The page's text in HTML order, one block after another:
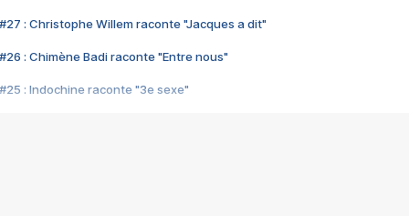
#27 : Christophe Willem raconte "Jacques a dit"
#26 : Chimène Badi raconte "Entre nous"
#25 : Indochine raconte "3e sexe"